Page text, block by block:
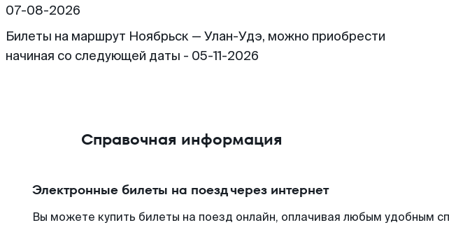
07-08-2026
Билеты на маршрут Ноябрьск — Улан-Удэ, можно приобрести
начиная со следующей даты - 05-11-2026
Справочная информация
Электронные билеты на поезд через интернет
Вы можете купить билеты на поезд онлайн, оплачивая любым удобным